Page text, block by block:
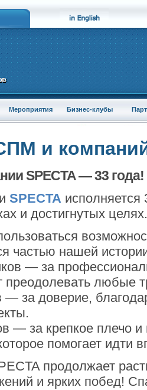
Мероприятия Бизнес-клубы
и
SPECTA — 33 года!
SPECTA исполняется
и достигнутых целях.
частью нашей
— за
преодолевать любые
за доверие,
— за крепкое плечо и
помогает идти
продолжает
и ярких побед!